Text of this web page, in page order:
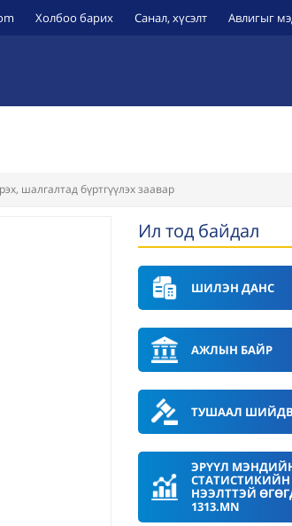
Холбоо барих Санал, хүсэлт Авлигыг
шалгалтад бүртгүүлэх заавар
Ил тод байдал
ШИЛЭН ДАНС
АЖЛЫН БАЙР
ТУШААЛ
ЭРҮҮЛ
СТАТИСТИКИЙН
НЭЭЛТТЭЙ
1313.MN